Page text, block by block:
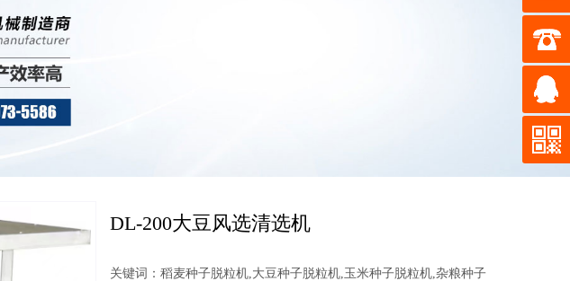
DL-200大豆风选清选机
关键词：稻麦种子脱粒机,大豆种子脱粒机,玉米种子脱粒机,杂粮种子